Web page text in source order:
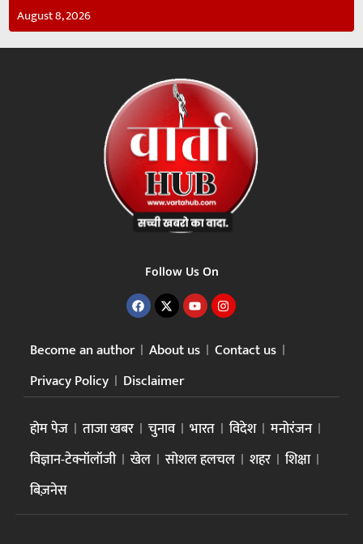
August 8, 2026
Follow Us On
Become an author About us
Contact us
Privacy Policy
Disclaimer
होम पेज ताजा खबर चुनाव भारत विदेश
मनोरंजन
विज्ञान-टेक्नॉलॉजी
खेल सोशल हलचल शहर
शिक्षा
बिज़नेस